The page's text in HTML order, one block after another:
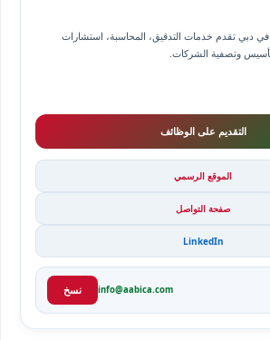
دبي تقدم خدمات التدقيق، المحاسبة، استشارات
وتصفية الشركات.
التقديم على الوظائف
الموقع الرسمي
صفحة التواصل
LinkedIn
info@aabica.com نسخ